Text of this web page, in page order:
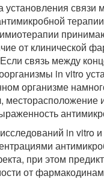
связи
от клинической
связь между
in vitro
организме
in vitro
при этом
от